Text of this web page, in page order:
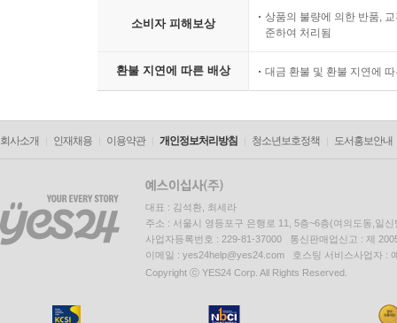
소비자 피해보상
상품의 불량에 의한 반품,
준하여 처리됨
환불 지연에 따른 배상 대금 환불 및 환불 지연에
회사소개 인재채용 이용약관 개인정보처리방침 청소년보호정책 도서홍보안내
대표 : 김석환, 최세라
주소 : 서울시 영등포구 은행로 11, 5층~6층(여의도동,일신
사업자등록번호 : 229-81-37000 통신판매업신고 : 제
이메일 : yes24help@yes24.com 호스팅 서비스사업자 :
Copyright ⓒ YES24 Corp. All Rights Reserved.